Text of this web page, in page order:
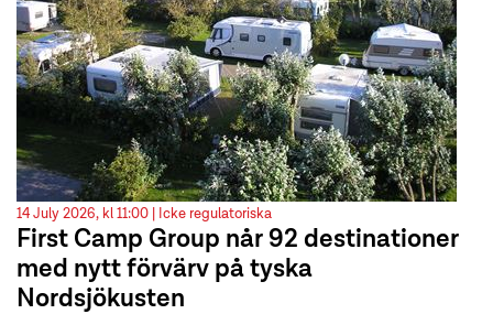
14 July 2026, kl 11:00 | Icke regulatoriska
First Camp Group når 92 destinationer
med nytt förvärv på tyska
Nordsjökusten